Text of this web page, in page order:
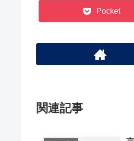
Pocket
関連記事